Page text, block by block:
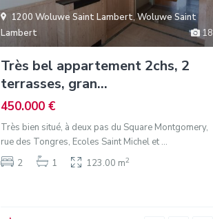
18
1200 Woluwe Saint Lambert,Woluwe Saint
Lambert
Très bel appartement 2chs, 2
terrasses, gran...
450.000 €
Très bien situé, à deux pas du Square Montgomery,
rue des Tongres, Ecoles Saint Michel et ...
2
1 123.00 m2